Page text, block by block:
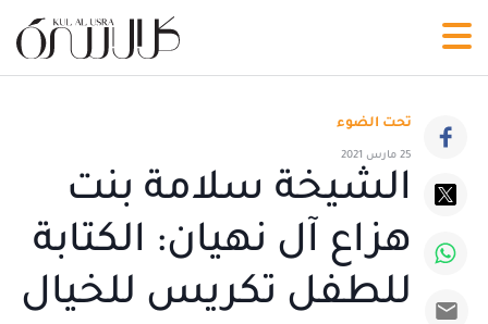
تحت الضوء
25 مارس 2021
الشيخة سلامة بنت
هزاع آل نهيان: الكتابة
للطفل تكريس للخيال